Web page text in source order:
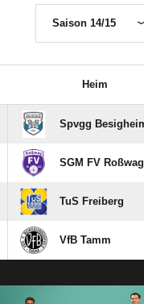
Saison 14/15
Heim
Spvgg
SGM FV Roßwag I
TuS Freiberg
VfB Tamm